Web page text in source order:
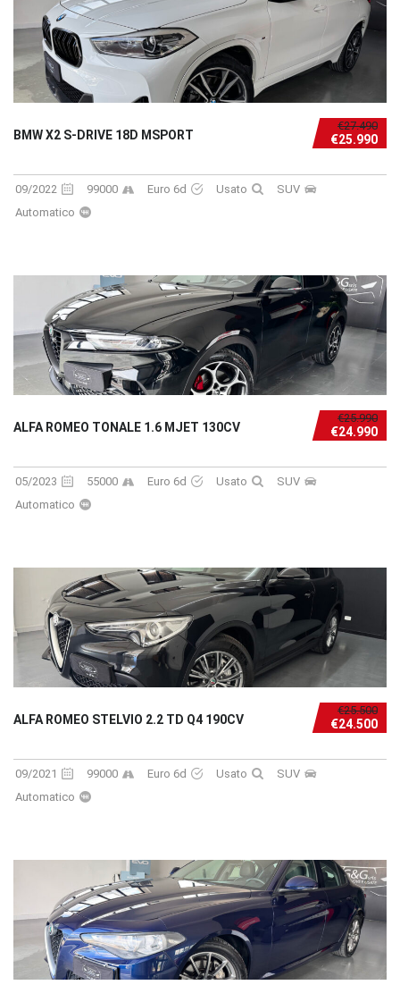
€27.490
€25.990
BMW X2 S-DRIVE 18D MSPORT
09/2022 99000 Euro 6d Usato
SUV
Automatico
€25.990
€24.990
ALFA ROMEO TONALE 1.6 MJET 130CV
05/2023 55000 Euro 6d Usato
SUV
Automatico
€25.500
€24.500
ALFA ROMEO STELVIO 2.2 TD Q4 190CV
09/2021 99000 Euro 6d Usato
SUV
Automatico